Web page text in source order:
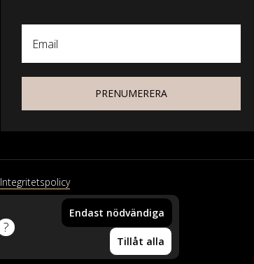
Din vara har lagts i
Email
PRENUMERERA
Integritetspolicy
Endast nödvändiga
Tillåt alla